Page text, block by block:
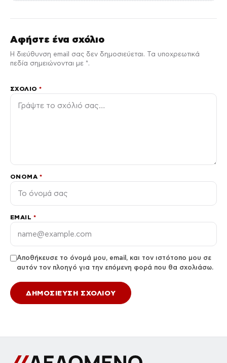
Αφήστε ένα σχόλιο
Η διεύθυνση email σας δεν δημοσιεύεται. Τα υποχρεωτικά
πεδία σημειώνονται με *.
ΣΧΌΛΙΟ*
ΌΝΟΜΑ *
EMAIL *
Αποθήκευσε το όνομά μου, email, και τον ιστότοπο μου σε
αυτόν τον πλοηγό για την επόμενη φορά που θα σχολιάσω.